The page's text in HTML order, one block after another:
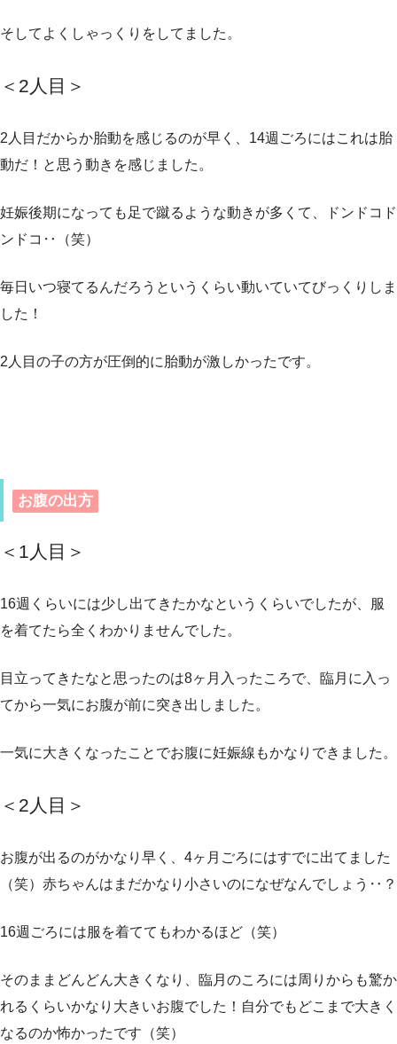
そしてよくしゃっくりをしてました。
＜2人目 ＞
2人目だからか胎動を感じるのが早く、14週ごろにはこれは胎
動だ！と思う動きを感じました。
妊娠後期になっても足で蹴るような動きが多くて、ドンドコド
ンドコ‥（笑）
毎日いつ寝てるんだろうというくらい動いていてびっくりしま
した！
2人目の子の方が圧倒的に胎動が激しかったです。
お腹の出方
＜1人目 ＞
16週くらいには少し出てきたかなというくらいでしたが、服
を着てたら全くわかりませんでした。
目立ってきたなと思ったのは8ヶ月入ったころで、臨月に入っ
てから一気にお腹が前に突き出しました。
一気に大きくなったことでお腹に妊娠線もかなりできました。
＜2人目 ＞
お腹が出るのがかなり早く、4ヶ月ごろにはすでに出てました
（笑）赤ちゃんはまだかなり小さいのになぜなんでしょう‥？
16週ごろには服を着ててもわかるほど（笑）
そのままどんどん大きくなり、臨月のころには周りからも驚か
れるくらいかなり大きいお腹でした！自分でもどこまで大きく
なるのか怖かったです（笑）